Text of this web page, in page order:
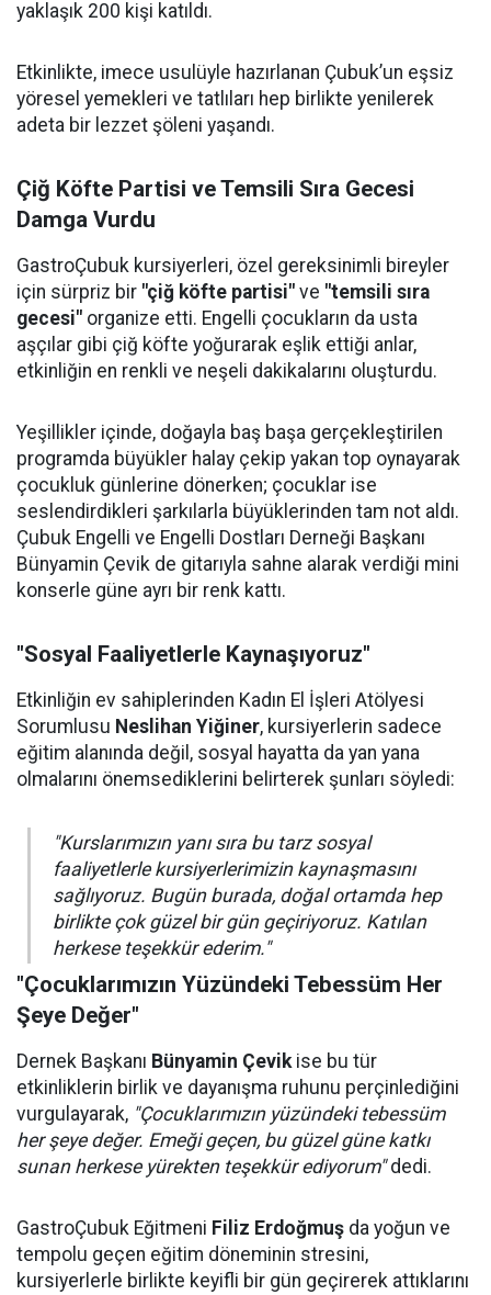
yaklaşık 200 kişi katıldı.
Etkinlikte, imece usulüyle hazırlanan Çubuk’un eşsiz
yöresel yemekleri ve tatlıları hep birlikte yenilerek
adeta bir lezzet şöleni yaşandı.
Çiğ Köfte Partisi ve Temsili Sıra Gecesi
Damga Vurdu
GastroÇubuk kursiyerleri, özel gereksinimli bireyler
için sürpriz bir "çiğ köfte partisi" ve "temsili sıra
gecesi" organize etti. Engelli çocukların da usta
aşçılar gibi çiğ köfte yoğurarak eşlik ettiği anlar,
etkinliğin en renkli ve neşeli dakikalarını oluşturdu.
Yeşillikler içinde, doğayla baş başa gerçekleştirilen
programda büyükler halay çekip yakan top oynayarak
çocukluk günlerine dönerken; çocuklar ise
seslendirdikleri şarkılarla büyüklerinden tam not aldı.
Çubuk Engelli ve Engelli Dostları Derneği Başkanı
Bünyamin Çevik de gitarıyla sahne alarak verdiği mini
konserle güne ayrı bir renk kattı.
"Sosyal Faaliyetlerle Kaynaşıyoruz"
Etkinliğin ev sahiplerinden Kadın El İşleri Atölyesi
Sorumlusu Neslihan Yiğiner, kursiyerlerin sadece
eğitim alanında değil, sosyal hayatta da yan yana
olmalarını önemsediklerini belirterek şunları söyledi:
"Kurslarımızın yanı sıra bu tarz sosyal
faaliyetlerle kursiyerlerimizin kaynaşmasını
sağlıyoruz. Bugün burada, doğal ortamda hep
birlikte çok güzel bir gün geçiriyoruz. Katılan
herkese teşekkür ederim."
"Çocuklarımızın Yüzündeki Tebessüm Her
Şeye Değer"
Dernek Başkanı Bünyamin Çevikise bu tür
etkinliklerin birlik ve dayanışma ruhunu perçinlediğini
vurgulayarak, "Çocuklarımızın yüzündeki tebessüm
her şeye değer. Emeği geçen, bu güzel güne katkı
sunan herkese yürekten teşekkür ediyorum"dedi.
GastroÇubuk Eğitmeni Filiz Erdoğmuş da yoğun ve
tempolu geçen eğitim döneminin stresini,
kursiyerlerle birlikte keyifli bir gün geçirerek attıklarını